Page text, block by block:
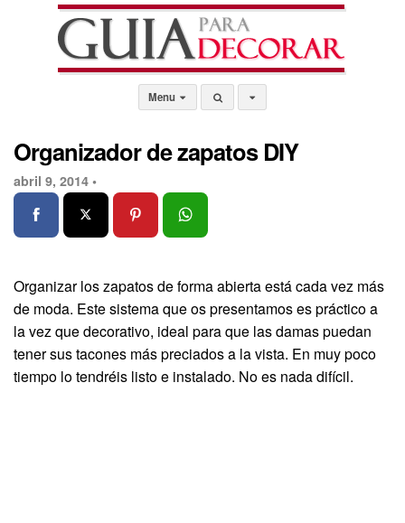
Menu
Organizador de zapatos DIY
abril 9, 2014 •
Organizar los zapatos de forma abierta está cada vez más
de moda. Este sistema que os presentamos es práctico a
la vez que decorativo, ideal para que las damas puedan
tener sus tacones más preciados a la vista. En muy poco
tiempo lo tendréis listo e instalado. No es nada difícil.